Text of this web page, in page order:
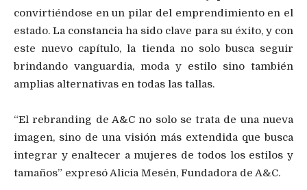
convirtiéndose en un pilar del emprendimiento en el
estado. La constancia ha sido clave para su éxito, y con
este nuevo capítulo, la tienda no solo busca seguir
brindando vanguardia, moda y estilo sino también
amplias alternativas en todas las tallas.
“El rebranding de A&C no solo se trata de una nueva
imagen, sino de una visión más extendida que busca
integrar y enaltecer a mujeres de todos los estilos y
tamaños” expresó Alicia Mesén, Fundadora de A&C.